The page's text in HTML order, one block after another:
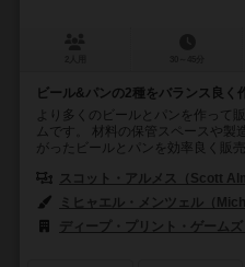
ビール&パンの2種をバランス良く
より多くのビールとパンを作って
ムです。 材料の保管スペースや製
がったビールとパンを効率良く販
スコット・アルメス（Scott
ミヒャエル・メンツェル（
ディープ・プリント・ゲーム